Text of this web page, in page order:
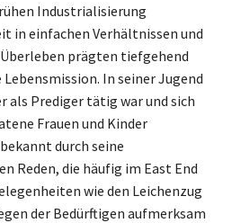
Industrialisierung
in einfachen Verhältnissen und
prägten tiefgehend
In seiner Jugend
als Prediger tätig war und sich
Frauen und Kinder
durch seine
Reden, die häufig im East End
wie den Leichenzug
der Bedürftigen aufmerksam